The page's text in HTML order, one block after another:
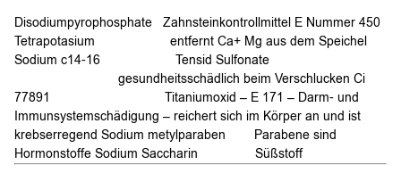
Disodiumpyrophosphate Zahnsteinkontrollmittel E Nummer 450
Tetrapotasium entfernt Ca+ Mg aus dem Speichel
Sodium c14-16 Tensid Sulfonate
gesundheitsschädlich beim Verschlucken Ci
77891 Titaniumoxid – E 171 – Darm- und
Immunsystemschädigung – reichert sich im Körper an und ist
krebserregend Sodium metylparaben Parabene sind
Hormonstoffe Sodium Saccharin Süßstoff